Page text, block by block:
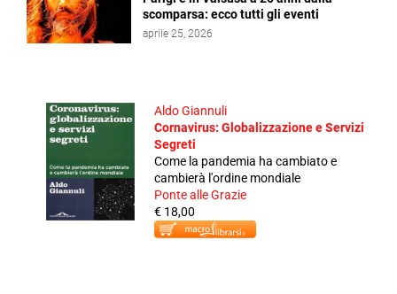
scomparsa: ecco tutti gli eventi
aprile 25, 2026
Aldo Giannuli
Cornavirus: Globalizzazione e Servizi
Segreti
Come la pandemia ha cambiato e
cambierà l'ordine mondiale
Ponte alle Grazie
€ 18,00